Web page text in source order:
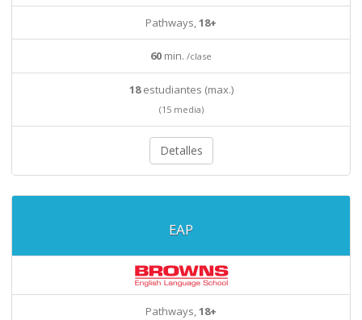
Pathways,18+
60 min. /clase
18estudiantes (max.)
(15 media)
Detalles
EAP
Pathways,18+